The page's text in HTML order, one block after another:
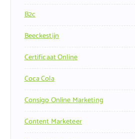
B2c
Beeckestijn
Certificaat Online
Coca Cola
Consigo Online Marketing
Content Marketeer